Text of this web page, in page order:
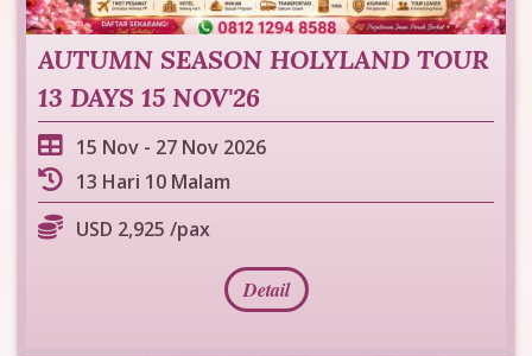
AUTUMN SEASON HOLYLAND TOUR
13 DAYS 15 NOV'26
15 Nov - 27 Nov 2026
13 Hari 10 Malam
USD 2,925 /pax
Detail